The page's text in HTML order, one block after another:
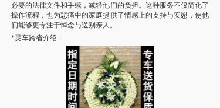
必要的法律文件和手续，减轻他们的负担。这种服务不仅简化了
操作流程，也为悲痛中的家庭提供了情感上的支持与安慰，使他
们能够更专注于悼念与送别亲人。
*灵车跨省介绍：